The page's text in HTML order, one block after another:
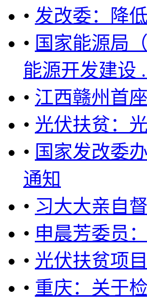
• 发改委：降
• 国家能源局
能源开发建设
• 江西赣州首
• 光伏扶贫：
• 国家发改委
通知
• 习大大亲自
• 申晨芳委员
• 光伏扶贫项
• 重庆：关于